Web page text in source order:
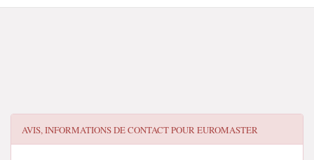
AVIS, INFORMATIONS DE CONTACT POUREUROMASTER